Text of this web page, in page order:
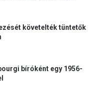
követelték tüntetők
bíróként egy 1956-